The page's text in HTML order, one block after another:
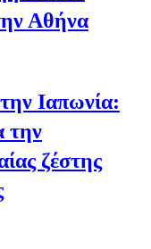
Αθήνα
Ιαπωνία:
την
ζέστης